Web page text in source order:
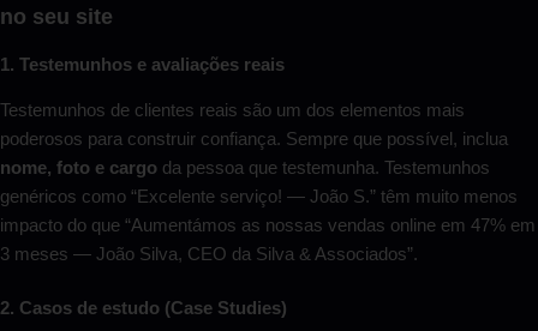
no seu site
1. Testemunhos e avaliações reais
Testemunhos de clientes reais são um dos elementos mais
poderosos para construir confiança. Sempre que possível, inclua
nome, foto e cargo da pessoa que testemunha. Testemunhos
genéricos como “Excelente serviço! — João S.” têm muito menos
impacto do que “Aumentámos as nossas vendas online em 47% em
3 meses — João Silva, CEO da Silva & Associados”.
2. Casos de estudo (Case Studies)